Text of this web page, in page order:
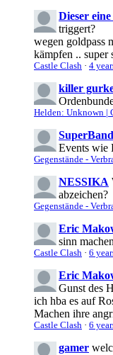
Dieser eine
triggert?
wegen goldpass
kämpfen .. super
Castle Clash · 4
killer
Helden: Unknown |
Events wie
Gegenstände -
NESSIKA
abzeichen?
Gegenstände -
Eric
sinn machen
Castle Clash · 6
Eric
Gunst des
ich hba es auf
Machen ihre
Castle Clash · 6
gamer